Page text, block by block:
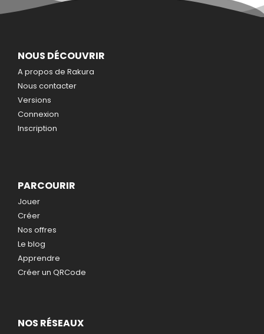
NOUS DÉCOUVRIR
A propos de Rakura
Nous contacter
Versions
Connexion
Inscription
PARCOURIR
Jouer
Créer
Nos offres
Le blog
Apprendre
Créer un QRCode
NOS RÉSEAUX